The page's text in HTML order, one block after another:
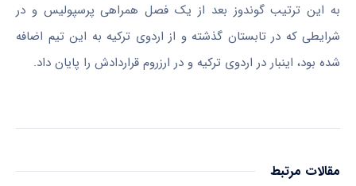
به این ترتیب گوندوز بعد از یک فصل همراهی پرسپولیس و در
شرایطی که در تابستان گذشته و از اردوی ترکیه به این تیم اضافه
شده بود، اینبار در اردوی ترکیه و در ارزروم قراردادش را پایان داد.
مقالات مرتبط